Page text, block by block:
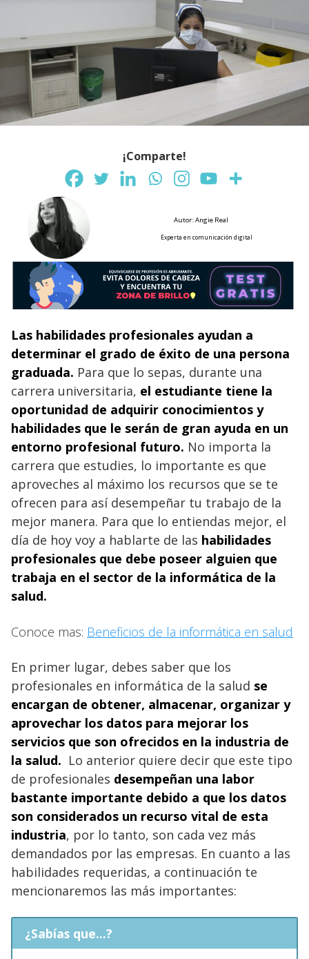
¡Comparte!
Autor: Angie Real
Experta en comunicación digital
Las habilidades profesionales ayudan a
determinar el grado de éxito de una persona
graduada. Para que lo sepas, durante una
carrera universitaria, el estudiante tiene la
oportunidad de adquirir conocimientos y
habilidades que le serán de gran ayuda en un
entorno profesional futuro. No importa la
carrera que estudies, lo importante es que
aproveches al máximo los recursos que se te
ofrecen para así desempeñar tu trabajo de la
mejor manera. Para que lo entiendas mejor, el
día de hoy voy a hablarte de las habilidades
profesionales que debe poseer alguien que
trabaja en el sector de la informática de la
salud.
Conoce mas: Beneficios de la informática en salud
En primer lugar, debes saber que los
profesionales en informática de la salud se
encargan de obtener, almacenar, organizar y
aprovechar los datos para mejorar los
servicios que son ofrecidos en la industria de
la salud. Lo anterior quiere decir que este tipo
de profesionales desempeñan una labor
bastante importante debido a que los datos
son considerados un recurso vital de esta
industria, por lo tanto, son cada vez más
demandados por las empresas. En cuanto a las
habilidades requeridas, a continuación te
mencionaremos las más importantes:
¿Sabías que...?